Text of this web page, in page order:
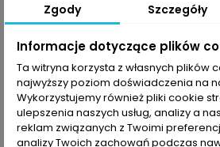
Turbosprężarka po regeneracji
626 | Premacy KOD SILNIKA: RF4F
MOC: 90KM / 66kW ROK
Cena
850,00 zł
 Dodaj do
Zapytaj o dostępność
Zgody Szczegóły
Informacje dotyczące plików
Ta witryna korzysta z własnych plików
najwyższy poziom doświadczenia na
Wykorzystujemy również pliki cookie
ulepszenia naszych usług, analizy a
reklam związanych z Twoimi
analizy Twoich zachowań podczas